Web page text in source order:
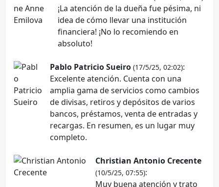
¡La atención de la dueña fue pésima, ni
idea de cómo llevar una institución
financiera! ¡No lo recomiendo en
absoluto!
Pablo Patricio Sueiro (17/5/25, 02:02):
Excelente atención. Cuenta con una
amplia gama de servicios como cambios
de divisas, retiros y depósitos de varios
bancos, préstamos, venta de entradas y
recargas. En resumen, es un lugar muy
completo.
Christian Antonio Crecente
(10/5/25, 07:55):
Muy buena atención y trato